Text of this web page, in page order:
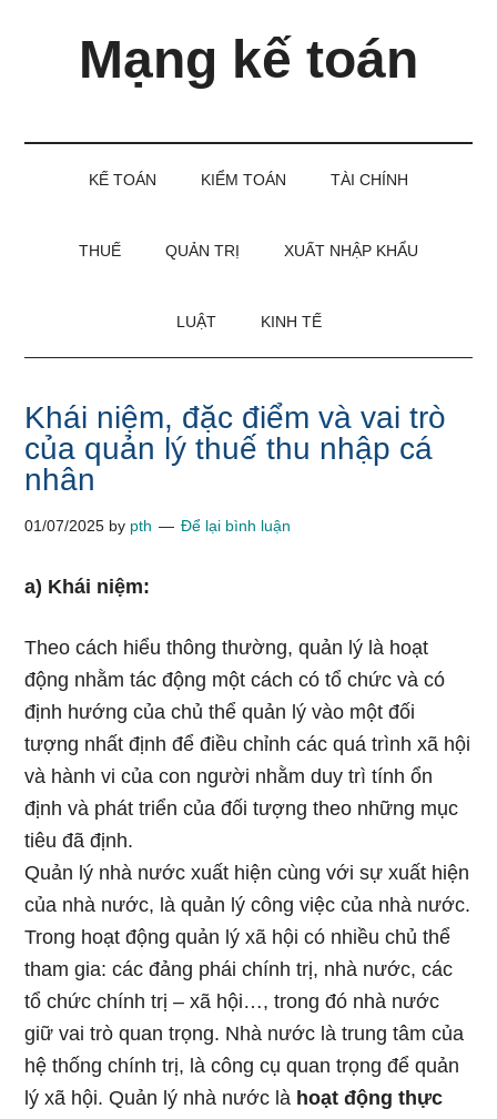
Mạng kế toán
KẾ TOÁN KIỂM TOÁN TÀI CHÍNH
THUẾ QUẢN TRỊ XUẤT NHẬP KHẨU
LUẬT KINH TẾ
Khái niệm, đặc điểm và vai trò
của quản lý thuế thu nhập cá
nhân
01/07/2025 by pth Để lại bình luận
a) Khái niệm:
Theo cách hiểu thông thường, quản lý là hoạt
động nhằm tác động một cách có tổ chức và có
định hướng của chủ thể quản lý vào một đối
tượng nhất định để điều chỉnh các quá trình xã hội
và hành vi của con người nhằm duy trì tính ổn
định và phát triển của đối tượng theo những mục
tiêu đã định.
Quản lý nhà nước xuất hiện cùng với sự xuất hiện
của nhà nước, là quản lý công việc của nhà nước.
Trong hoạt động quản lý xã hội có nhiều chủ thể
tham gia: các đảng phái chính trị, nhà nước, các
tổ chức chính trị – xã hội…, trong đó nhà nước
giữ vai trò quan trọng. Nhà nước là trung tâm của
hệ thống chính trị, là công cụ quan trọng để quản
lý xã hội. Quản lý nhà nước là hoạt động thực